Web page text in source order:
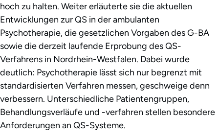
hoch zu halten. Weiter erläuterte sie die aktuellen
Entwicklungen zur QS in der ambulanten
Psychotherapie, die gesetzlichen Vorgaben des G-BA
sowie die derzeit laufende Erprobung des QS-
Verfahrens in Nordrhein-Westfalen. Dabei wurde
deutlich: Psychotherapie lässt sich nur begrenzt mit
standardisierten Verfahren messen, geschweige denn
verbessern. Unterschiedliche Patientengruppen,
Behandlungsverläufe und -verfahren stellen besondere
Anforderungen an QS-Systeme.